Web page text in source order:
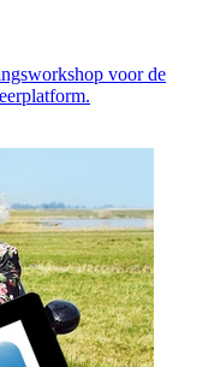
voor de